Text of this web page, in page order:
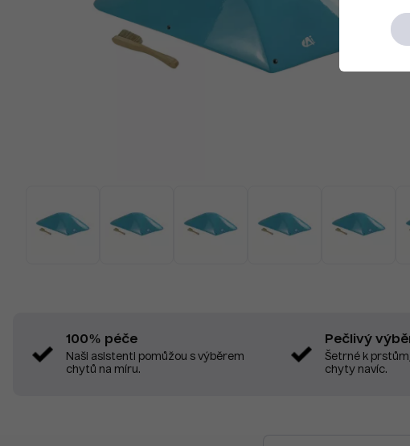
100% péče
Naši asistenti pomůžou s výběrem
chytů na míru.
Pečlivý
Šetrné k
chyty navíc.